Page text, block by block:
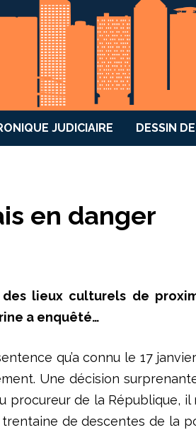
JUDICIAIRE DESSIN
en danger
lieux culturels de
a enquêté…
qu’a connu le 17
Une décision
de la République, il
de descentes de la